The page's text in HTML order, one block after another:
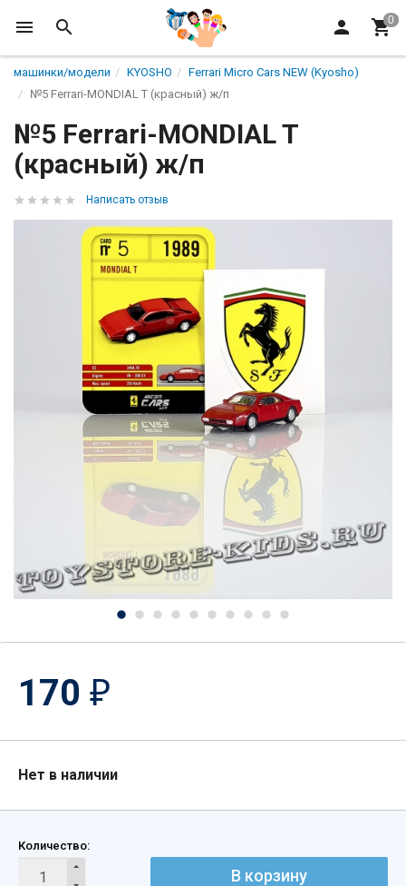
машинки/модели KYOSHO
Ferrari Micro Cars NEW (Kyosho)
№5 Ferrari-MONDIAL T (красный) ж/п
№5 Ferrari-MONDIAL T
(красный) ж/п
Написать отзыв
170 ₽
Нет в наличии
Количество:
В корзину